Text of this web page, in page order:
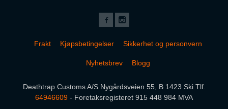
Frakt Kjøpsbetingelser Sikkerhet og personvern
Nyhetsbrev Blogg
Deathtrap Customs A/S Nygårdsveien 55, B 1423 Ski Tlf.
64946609 - Foretaksregisteret 915 448 984 MVA